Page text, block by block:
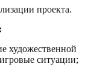
проекта.
художественной
ситуации;